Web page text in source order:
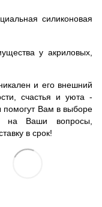
силиконовая
у акриловых,
и его внешний
счастья и уюта -
Вам в выборе
на Ваши вопросы,
в срок!